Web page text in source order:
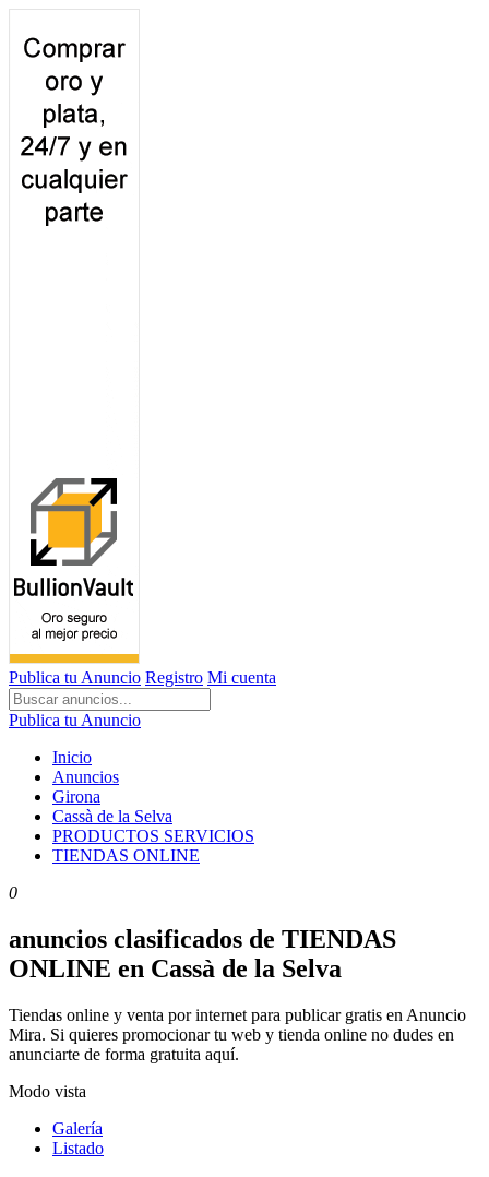
Publica tu Anuncio Registro Mi cuenta
Publica tu Anuncio
Inicio
Anuncios
Girona
Cassà de la Selva
PRODUCTOS SERVICIOS
TIENDAS ONLINE
0
anuncios clasificados de TIENDAS
ONLINE en Cassà de la Selva
Tiendas online y venta por internet para publicar gratis en Anuncio
Mira. Si quieres promocionar tu web y tienda online no dudes en
anunciarte de forma gratuita aquí.
Modo vista
Galería
Listado